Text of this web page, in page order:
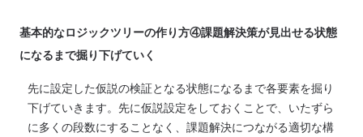
基本的なロジックツリーの作り方④課題解決策が見出せる状態
になるまで掘り下げていく
先に設定した仮説の検証となる状態になるまで各要素を掘り
下げていきます。先に仮説設定をしておくことで、いたずら
に多くの段数にすることなく、課題解決につながる適切な構